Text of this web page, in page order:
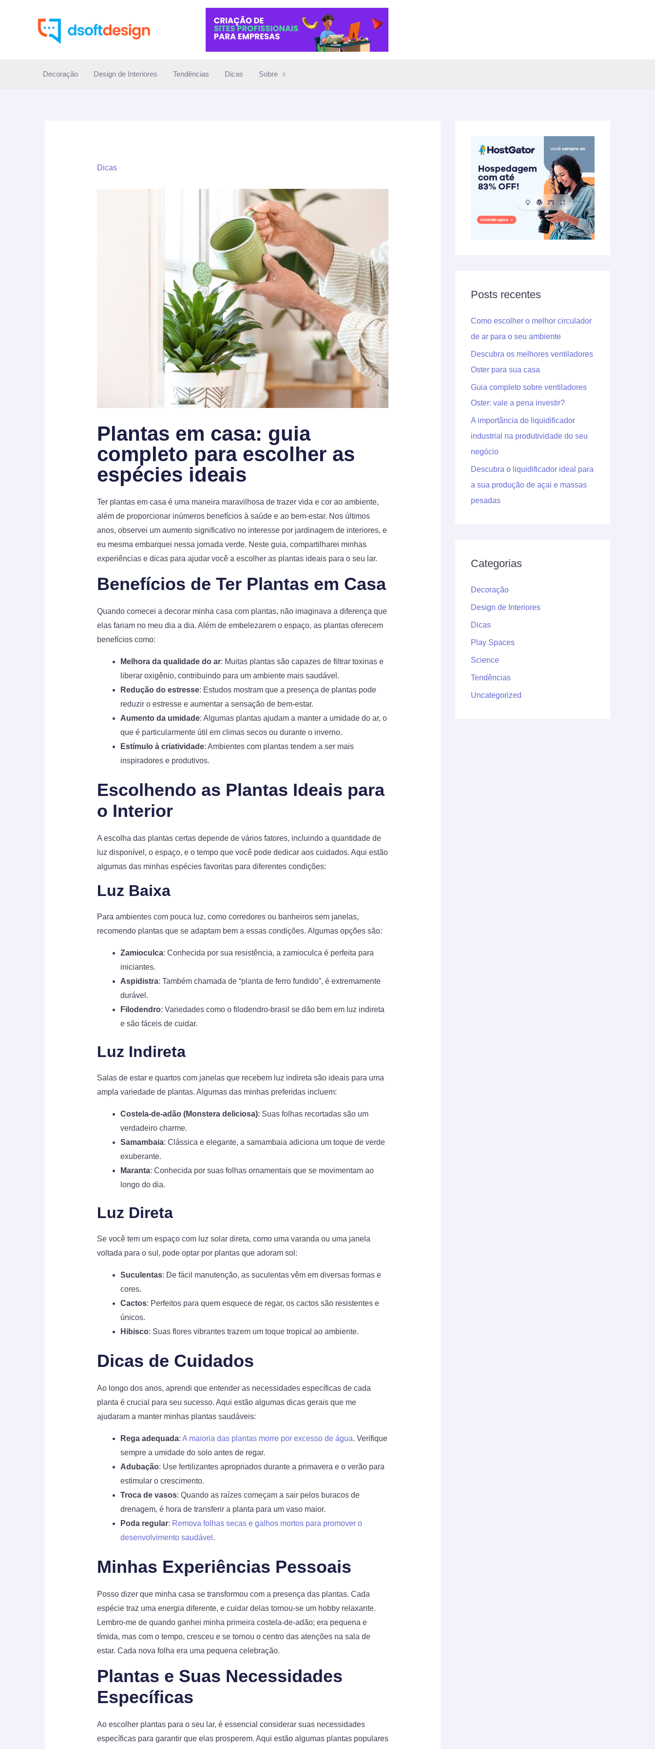
Decoração Design de Interiores Tendências Dicas Sobre
Dicas
Plantas em casa: guia
completo para escolher as
espécies ideais
Ter plantas em casa é uma maneira maravilhosa de trazer vida e cor ao ambiente,
além de proporcionar inúmeros benefícios à saúde e ao bem-estar. Nos últimos
anos, observei um aumento significativo no interesse por jardinagem de interiores, e
eu mesma embarquei nessa jornada verde. Neste guia, compartilharei minhas
experiências e dicas para ajudar você a escolher as plantas ideais para o seu lar.
Benefícios de Ter Plantas em Casa
Quando comecei a decorar minha casa com plantas, não imaginava a diferença que
elas fariam no meu dia a dia. Além de embelezarem o espaço, as plantas oferecem
benefícios como:
Melhora da qualidade do ar: Muitas plantas são capazes de filtrar toxinas e
liberar oxigênio, contribuindo para um ambiente mais saudável.
Redução do estresse: Estudos mostram que a presença de plantas pode
reduzir o estresse e aumentar a sensação de bem-estar.
Aumento da umidade: Algumas plantas ajudam a manter a umidade do ar, o
que é particularmente útil em climas secos ou durante o inverno.
Estímulo à criatividade: Ambientes com plantas tendem a ser mais
inspiradores e produtivos.
Escolhendo as Plantas Ideais para
o Interior
A escolha das plantas certas depende de vários fatores, incluindo a quantidade de
luz disponível, o espaço, e o tempo que você pode dedicar aos cuidados. Aqui estão
algumas das minhas espécies favoritas para diferentes condições:
Luz Baixa
Para ambientes com pouca luz, como corredores ou banheiros sem janelas,
recomendo plantas que se adaptam bem a essas condições. Algumas opções são:
Zamioculca: Conhecida por sua resistência, a zamioculca é perfeita para
iniciantes.
Aspidistra: Também chamada de “planta de ferro fundido”, é extremamente
durável.
Filodendro: Variedades como o filodendro-brasil se dão bem em luz indireta
e são fáceis de cuidar.
Luz Indireta
Salas de estar e quartos com janelas que recebem luz indireta são ideais para uma
ampla variedade de plantas. Algumas das minhas preferidas incluem:
Costela-de-adão (Monstera deliciosa): Suas folhas recortadas são um
verdadeiro charme.
Samambaia: Clássica e elegante, a samambaia adiciona um toque de verde
exuberante.
Maranta: Conhecida por suas folhas ornamentais que se movimentam ao
longo do dia.
Luz Direta
Se você tem um espaço com luz solar direta, como uma varanda ou uma janela
voltada para o sul, pode optar por plantas que adoram sol:
Suculentas: De fácil manutenção, as suculentas vêm em diversas formas e
cores.
Cactos: Perfeitos para quem esquece de regar, os cactos são resistentes e
únicos.
Hibisco: Suas flores vibrantes trazem um toque tropical ao ambiente.
Dicas de Cuidados
Ao longo dos anos, aprendi que entender as necessidades específicas de cada
planta é crucial para seu sucesso. Aqui estão algumas dicas gerais que me
ajudaram a manter minhas plantas saudáveis:
Rega adequada: A maioria das plantas morre por excesso de água. Verifique
sempre a umidade do solo antes de regar.
Adubação: Use fertilizantes apropriados durante a primavera e o verão para
estimular o crescimento.
Troca de vasos: Quando as raízes começam a sair pelos buracos de
drenagem, é hora de transferir a planta para um vaso maior.
Poda regular: Remova folhas secas e galhos mortos para promover o
desenvolvimento saudável .
Minhas Experiências Pessoais
Posso dizer que minha casa se transformou com a presença das plantas. Cada
espécie traz uma energia diferente, e cuidar delas tornou-se um hobby relaxante.
Lembro-me de quando ganhei minha primeira costela-de-adão; era pequena e
tímida, mas com o tempo, cresceu e se tornou o centro das atenções na sala de
estar. Cada nova folha era uma pequena celebração.
Plantas e Suas Necessidades
Específicas
Ao escolher plantas para o seu lar, é essencial considerar suas necessidades
específicas para garantir que elas prosperem. Aqui estão algumas plantas populares
Posts recentes
Como escolher o melhor circulador
de ar para o seu ambiente
Descubra os melhores ventiladores
Oster para sua casa
Guia completo sobre ventiladores
Oster: vale a pena investir?
A importância do liquidificador
industrial na produtividade do seu
negócio
Descubra o liquidificador ideal para
a sua produção de açai e massas
pesadas
Categorias
Decoração
Design de Interiores
Dicas
Play Spaces
Science
Tendências
Uncategorized